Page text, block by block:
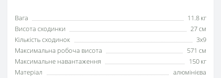
Вага
11.8 кг
Висота сходинки
27 см
Кількість сходинок
3х9
Максимальна робоча висота
571 см
Максимальне навантаження
150 кг
Матеріал
алюмінієва